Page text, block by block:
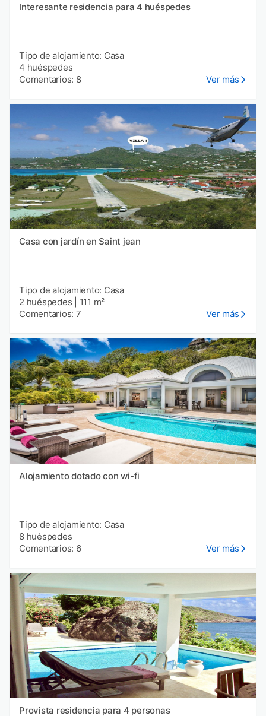
Interesante residencia para 4 huéspedes
Tipo de alojamiento: Casa
4 huéspedes
Comentarios: 8
Ver más
Casa con jardín en Saint jean
Tipo de alojamiento: Casa
2 huéspedes
111 m²
Comentarios: 7
Ver más
Alojamiento dotado con wi-fi
Tipo de alojamiento: Casa
8 huéspedes
Comentarios: 6
Ver más
Provista residencia para 4 personas